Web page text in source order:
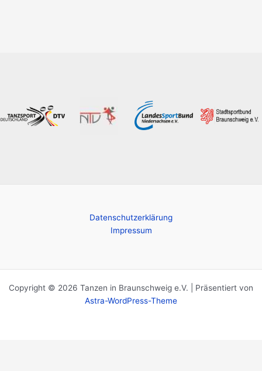
Datenschutzerklärung
Impressum
Copyright © 2026 Tanzen in Braunschweig e.V. | Präsentiert von
Astra-WordPress-Theme